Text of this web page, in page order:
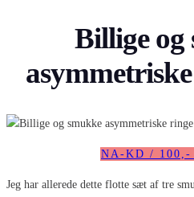
Billige og
NA-KD / 100,-
Jeg har allerede dette flotte sæt af tre